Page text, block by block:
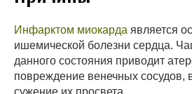
Инфарктом миокарда является
ишемической болезни сердца.
данного состояния приводит
повреждение венечных